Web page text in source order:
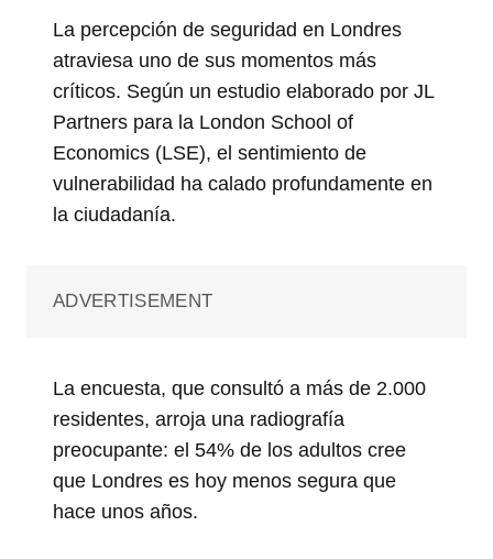
La percepción de seguridad en Londres
atraviesa uno de sus momentos más
críticos. Según un estudio elaborado por JL
Partners para la London School of
Economics (LSE), el sentimiento de
vulnerabilidad ha calado profundamente en
la ciudadanía.
ADVERTISEMENT
La encuesta, que consultó a más de 2.000
residentes, arroja una radiografía
preocupante: el 54% de los adultos cree
que Londres es hoy menos segura que
hace unos años.